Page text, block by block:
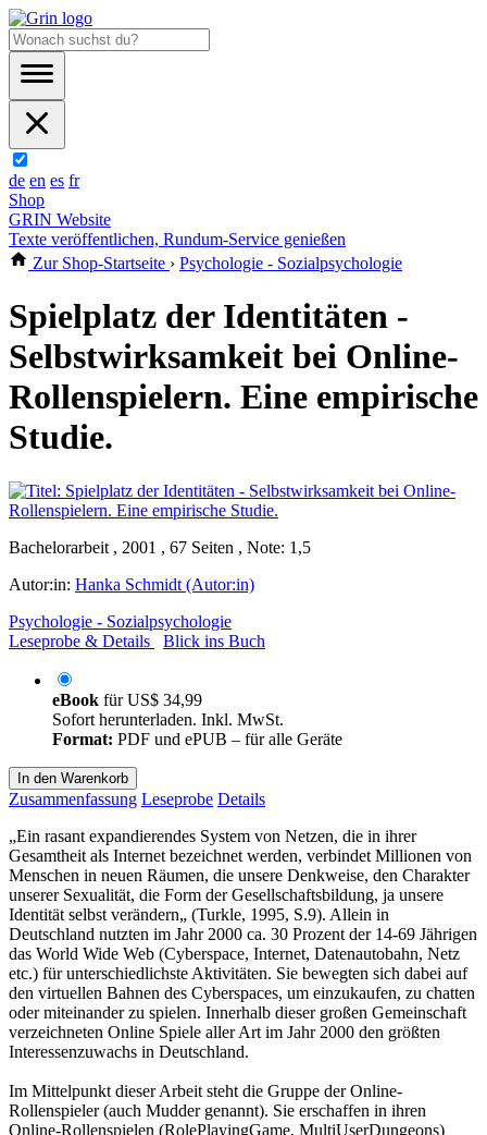
de en es fr
Shop
GRIN Website
Texte veröffentlichen, Rundum-Service genießen
Zur Shop-Startseite › Psychologie - Sozialpsychologie
Spielplatz der Identitäten -
Selbstwirksamkeit bei Online-
Rollenspielern. Eine empirische
Studie.
Bachelorarbeit , 2001 , 67 Seiten , Note: 1,5
Autor:in: Hanka Schmidt (Autor:in)
Psychologie - Sozialpsychologie
Leseprobe & Details
Blick ins Buch
eBook fürUS$ 34,99
Sofort herunterladen. Inkl. MwSt.
Format: PDF und ePUB – für alle Geräte
In den Warenkorb
Zusammenfassung Leseprobe Details
„Ein rasant expandierendes System von Netzen, die in ihrer
Gesamtheit als Internet bezeichnet werden, verbindet Millionen von
Menschen in neuen Räumen, die unsere Denkweise, den Charakter
unserer Sexualität, die Form der Gesellschaftsbildung, ja unsere
Identität selbst verändern„ (Turkle, 1995, S.9). Allein in
Deutschland nutzten im Jahr 2000 ca. 30 Prozent der 14-69 Jährigen
das World Wide Web (Cyberspace, Internet, Datenautobahn, Netz
etc.) für unterschiedlichste Aktivitäten. Sie bewegten sich dabei auf
den virtuellen Bahnen des Cyberspaces, um einzukaufen, zu chatten
oder miteinander zu spielen. Innerhalb dieser großen Gemeinschaft
verzeichneten Online Spiele aller Art im Jahr 2000 den größten
Interessenzuwachs in Deutschland.
Im Mittelpunkt dieser Arbeit steht die Gruppe der Online-
Rollenspieler (auch Mudder genannt). Sie erschaffen in ihren
Online-Rollenspielen (RolePlayingGame, MultiUserDungeons)